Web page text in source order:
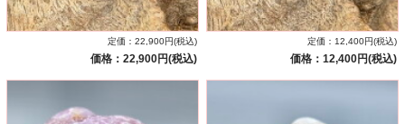
定価：22,900円(税込)
価格：22,900円(税込)
定価：12,400円(税込)
価格：12,400円(税込)